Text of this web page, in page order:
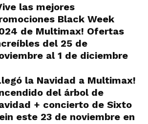
las mejores
Black Week
de Multimax! Ofertas
del 25 de
al 1 de diciembre
la Navidad a Multimax!
del árbol de
+ concierto de Sixto
este 23 de noviembre en